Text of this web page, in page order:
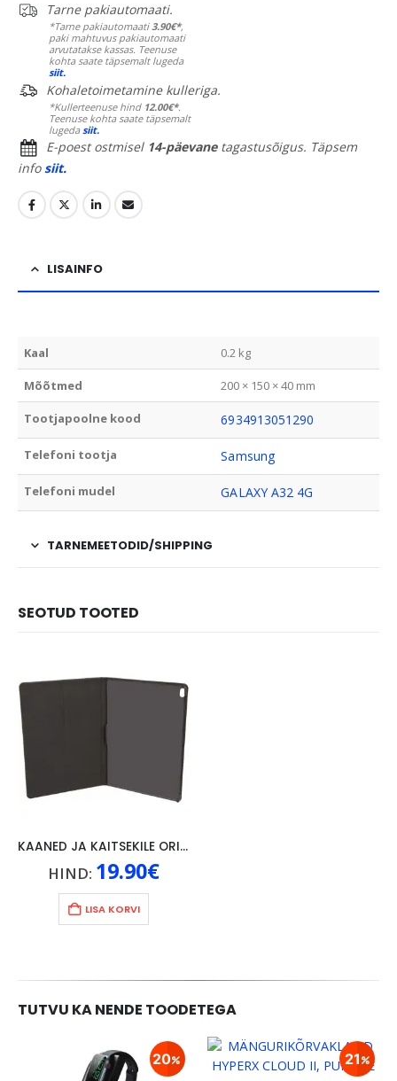
Tarne pakiautomaati.
*Tarne pakiautomaati3.90€*,
paki mahtuvus pakiautomaati
arvutatakse kassas. Teenuse
kohta saate täpsemalt lugeda
siit.
Kohaletoimetamine kulleriga.
*Kullerteenuse hind 12.00€*.
Teenuse kohta saate täpsemalt
lugedasiit.
E-poest ostmisel 14-päevanetagastusõigus. Täpsem
infosiit.
LISAINFO
Kaal 0.2 kg
Mõõtmed 200 × 150 × 40 mm
Tootjapoolne kood 6934913051290
Telefoni tootja Samsung
Telefoni mudel GALAXY A32 4G
TARNEMEETODID/SHIPPING
SEOTUD TOOTED
KAANED JA KAITSEKILE ORIGINAAL LENOVO P10, MUST
HIND: 19.90€
LISA KORVI
TUTVU KA NENDE TOODETEGA
20 21